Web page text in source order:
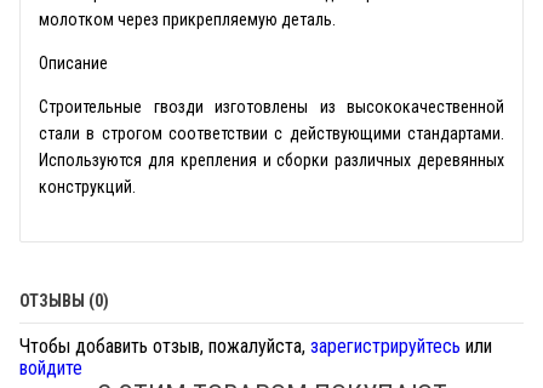
молотком через прикрепляемую деталь.
Описание
Строительные гвозди изготовлены из высококачественной
стали в строгом соответствии с действующими стандартами.
Используются для крепления и сборки различных деревянных
конструкций.
ОТЗЫВЫ (0)
Чтобы добавить отзыв, пожалуйста, зарегистрируйтесь или
войдите